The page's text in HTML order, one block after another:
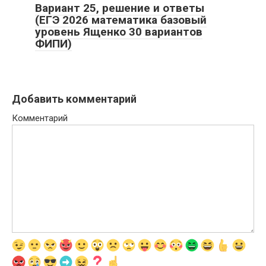
Вариант 25, решение и ответы
(ЕГЭ 2026 математика базовый
уровень Ященко 30 вариантов
ФИПИ)
Добавить комментарий
Комментарий